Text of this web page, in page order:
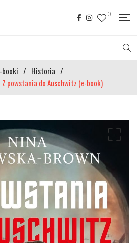
0
booki / Historia /
Z powstania do Auschwitz (e-book)